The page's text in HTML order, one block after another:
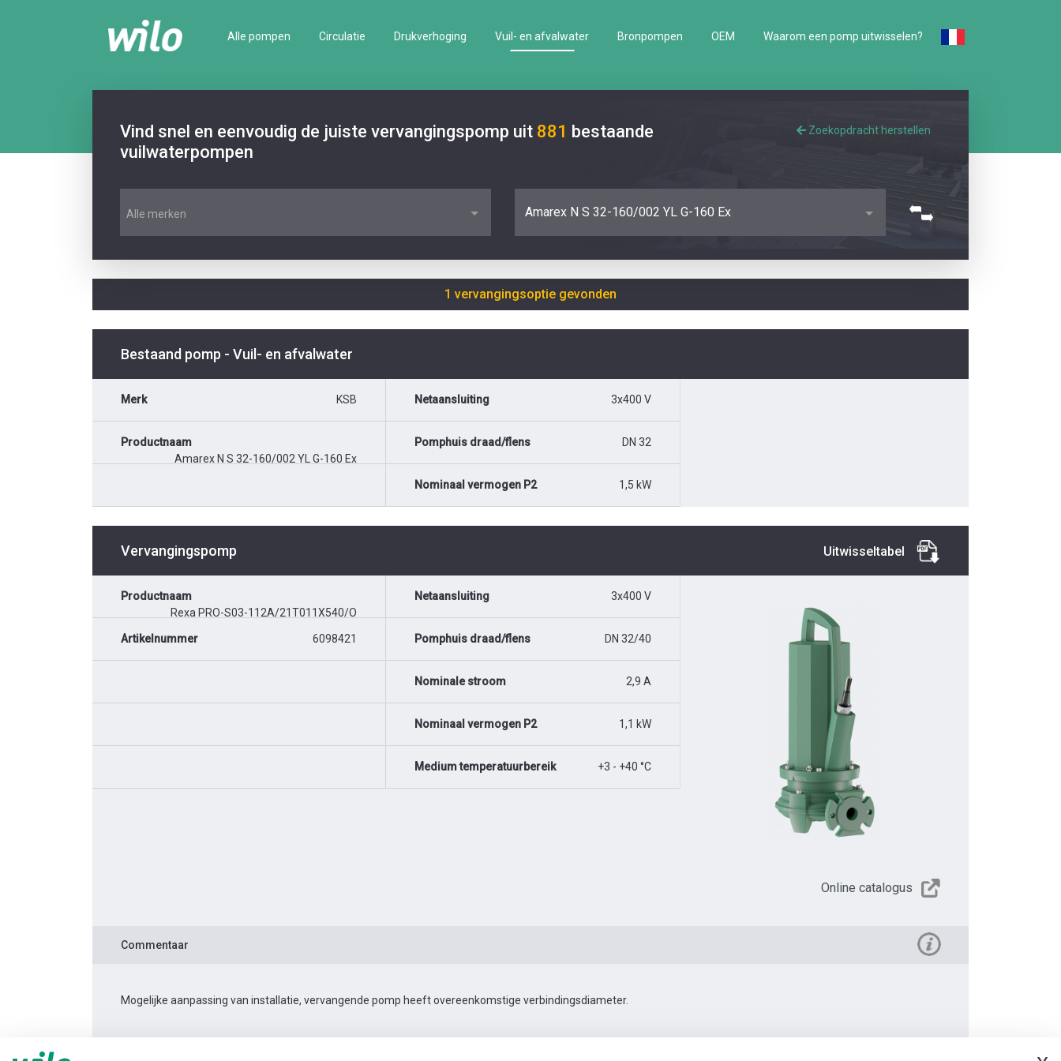
Alle pompen Circulatie Drukverhoging Vuil- en afvalwater Bronpompen OEM Waarom een pomp uitwisselen?
Vind snel en eenvoudig de juiste vervangingspomp uit 881 bestaande
vuilwaterpompen
Zoekopdracht herstellen
Alle merken Amarex N S 32-160/002 YL G-160 Ex
1 vervangingsoptie gevonden
Bestaand pomp - Vuil- en afvalwater
Merk KSB
Productnaam
Amarex N S 32-160/002 YL G-160 Ex
Netaansluiting 3x400 V
Pomphuis draad/flens DN 32
Nominaal vermogen P2 1,5 kW
Vervangingspomp Uitwisseltabel
Productnaam
Rexa PRO-S03-112A/21T011X540/O
Artikelnummer 6098421
Netaansluiting 3x400 V
Pomphuis draad/flens DN 32/40
Nominale stroom 2,9 A
Nominaal vermogen P2 1,1 kW
Medium temperatuurbereik +3 - +40 °C
Online catalogus
Commentaar
Mogelijke aanpassing van installatie, vervangende pomp heeft overeenkomstige verbindingsdiameter.